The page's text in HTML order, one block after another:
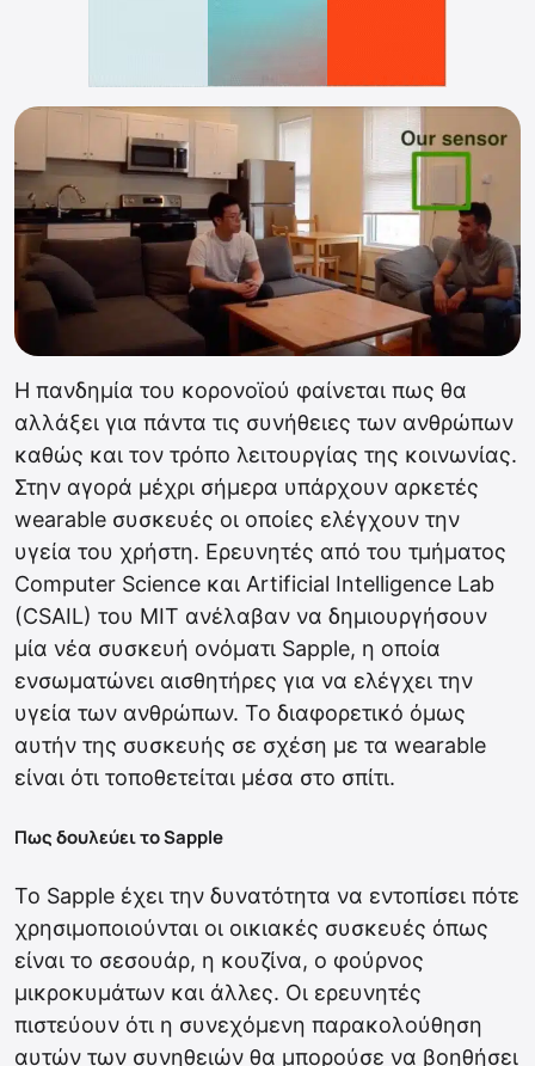
Η πανδημία του κορονοϊού φαίνεται πως θα
αλλάξει για πάντα τις συνήθειες των ανθρώπων
καθώς και τον τρόπο λειτουργίας της κοινωνίας.
Στην αγορά μέχρι σήμερα υπάρχουν αρκετές
wearable συσκευές οι οποίες ελέγχουν την
υγεία του χρήστη. Ερευνητές από του τμήματος
Computer Science και Artificial Intelligence Lab
(CSAIL) του MIT ανέλαβαν να δημιουργήσουν
μία νέα συσκευή ονόματι Sapple, η οποία
ενσωματώνει αισθητήρες για να ελέγχει την
υγεία των ανθρώπων. Το διαφορετικό όμως
αυτήν της συσκευής σε σχέση με τα wearable
είναι ότι τοποθετείται μέσα στο σπίτι.
Πως δουλεύει το Sapple
Το Sapple έχει την δυνατότητα να εντοπίσει πότε
χρησιμοποιούνται οι οικιακές συσκευές όπως
είναι το σεσουάρ, η κουζίνα, ο φούρνος
μικροκυμάτων και άλλες. Οι ερευνητές
πιστεύουν ότι η συνεχόμενη παρακολούθηση
αυτών των συνηθειών θα μπορούσε να βοηθήσει